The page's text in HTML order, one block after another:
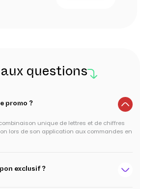
aux questions
promo ?
unique de lettres et de chiffres
lors de son application aux commandes en
exclusif ?